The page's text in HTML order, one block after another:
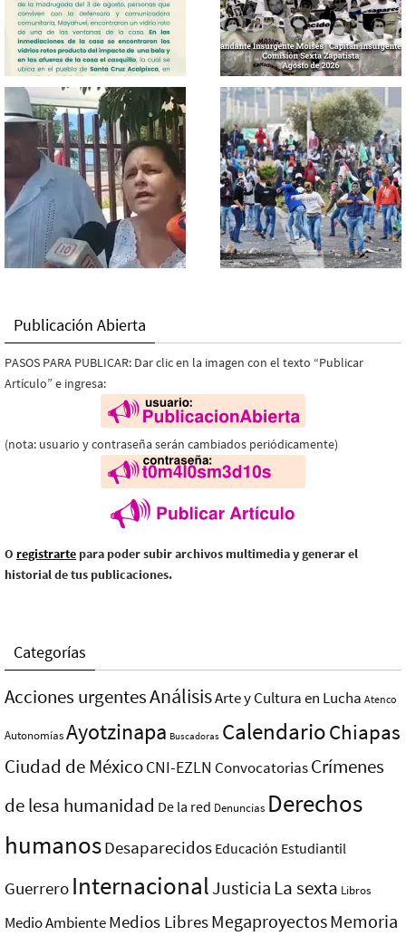
Publicación Abierta
PASOS PARA PUBLICAR: Dar clic en la imagen con el texto “Publicar
Artículo” e ingresa:
(nota: usuario y contraseña serán cambiados periódicamente)
O registrarte para poder subir archivos multimedia y generar el
historial de tus publicaciones.
Categorías
Acciones urgentesAnálisisArte y Cultura en Lucha Atenco
AutonomíasAyotzinapa Buscadoras CalendarioChiapas
Ciudad de MéxicoCNI-EZLN ConvocatoriasCrímenes
de lesa humanidad De la red Denuncias Derechos
humanosDesaparecidos Educación Estudiantil
Guerrero InternacionalJusticia La sexta Libros
Medio AmbienteMedios LibresMegaproyectosMemoria